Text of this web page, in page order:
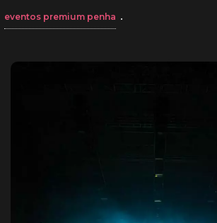
eventos premium penha .